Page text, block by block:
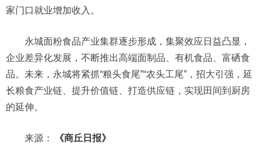
家门口就业增加收入。
永城面粉食品产业集群逐步形成，集聚效应日益凸显，
企业差异化发展，不断推出高端面制品、有机食品、富硒食
品。未来，永城将紧抓“粮头食尾”“农头工尾”，招大引强，延
长粮食产业链、提升价值链、打造供应链，实现田间到厨房
的延伸。
来源： 《商丘日报》